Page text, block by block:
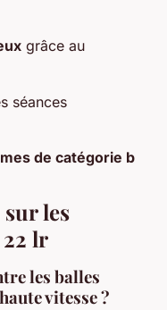
grâce au
séances
de catégorie b
les
lr
les balles
vitesse ?